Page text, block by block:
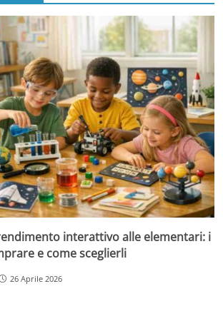
interattivo alle elementari: i
e come sceglierli
26 Aprile 2026